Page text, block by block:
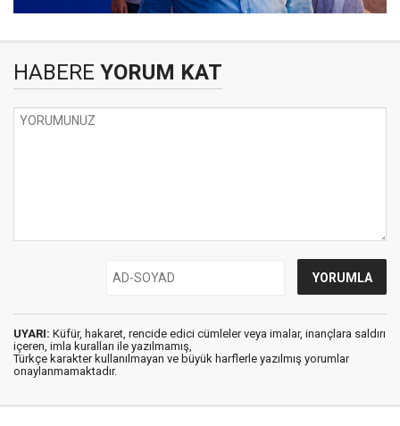
HABERE YORUM KAT
UYARI: Küfür, hakaret, rencide edici cümleler veya imalar, inançlara saldırı
içeren, imla kuralları ile yazılmamış,
Türkçe karakter kullanılmayan ve büyük harflerle yazılmış yorumlar
onaylanmamaktadır.